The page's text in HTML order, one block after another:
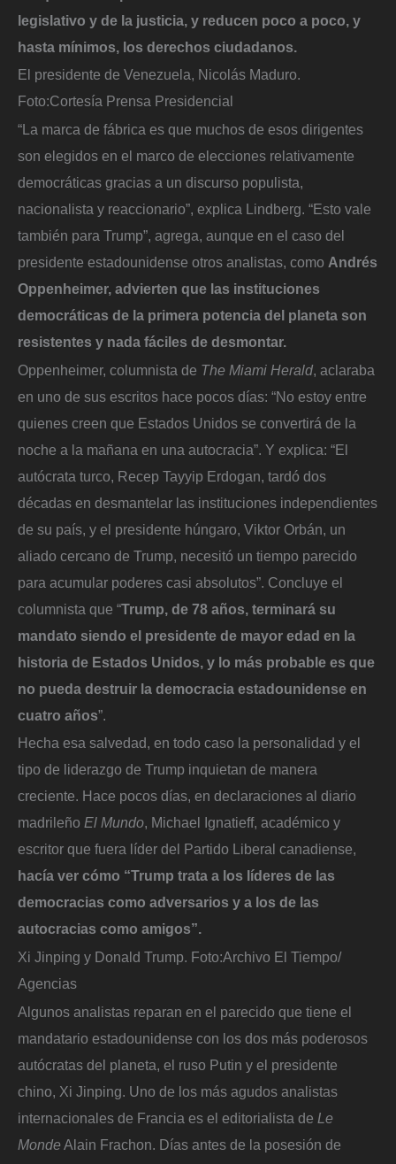
legislativo y de la justicia, y reducen poco a poco, y
hasta mínimos, los derechos ciudadanos.
El presidente de Venezuela, Nicolás Maduro.
Foto:Cortesía Prensa Presidencial
“La marca de fábrica es que muchos de esos dirigentes
son elegidos en el marco de elecciones relativamente
democráticas gracias a un discurso populista,
nacionalista y reaccionario”, explica Lindberg. “Esto vale
también para Trump”, agrega, aunque en el caso del
presidente estadounidense otros analistas, como Andrés
Oppenheimer, advierten que las instituciones
democráticas de la primera potencia del planeta son
resistentes y nada fáciles de desmontar.
Oppenheimer, columnista de The Miami Herald, aclaraba
en uno de sus escritos hace pocos días: “No estoy entre
quienes creen que Estados Unidos se convertirá de la
noche a la mañana en una autocracia”. Y explica: “El
autócrata turco, Recep Tayyip Erdogan, tardó dos
décadas en desmantelar las instituciones independientes
de su país, y el presidente húngaro, Viktor Orbán, un
aliado cercano de Trump, necesitó un tiempo parecido
para acumular poderes casi absolutos”. Concluye el
columnista que “Trump, de 78 años, terminará su
mandato siendo el presidente de mayor edad en la
historia de Estados Unidos, y lo más probable es que
no pueda destruir la democracia estadounidense en
cuatro años”.
Hecha esa salvedad, en todo caso la personalidad y el
tipo de liderazgo de Trump inquietan de manera
creciente. Hace pocos días, en declaraciones al diario
madrileño El Mundo, Michael Ignatieff, académico y
escritor que fuera líder del Partido Liberal canadiense,
hacía ver cómo “Trump trata a los líderes de las
democracias como adversarios y a los de las
autocracias como amigos”.
Xi Jinping y Donald Trump. Foto:Archivo El Tiempo/
Agencias
Algunos analistas reparan en el parecido que tiene el
mandatario estadounidense con los dos más poderosos
autócratas del planeta, el ruso Putin y el presidente
chino, Xi Jinping. Uno de los más agudos analistas
internacionales de Francia es el editorialista de Le
Monde Alain Frachon. Días antes de la posesión de